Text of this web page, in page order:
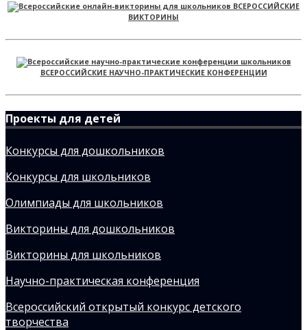
ВСЕРОССИЙСКИЕ
ВИКТОРИНЫ
ВСЕРОССИЙСКИЕ НАУЧНО-ПРАКТИЧЕСКИЕ КОНФЕРЕНЦИИ
Проекты для детей
Конкурсы для дошкольников
Конкурсы для школьников
Олимпиады для школьников
Викторины для дошкольников
Викторины для школьников
Научно-практическая конференция
Всероссийский открытый конкурс детского
творчества